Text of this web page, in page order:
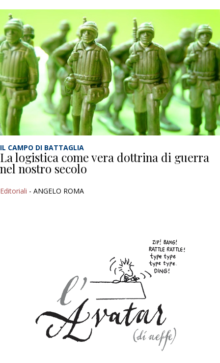
IL CAMPO DI BATTAGLIA
La logistica come vera dottrina di guerra
nel nostro secolo
Editoriali - ANGELO ROMA